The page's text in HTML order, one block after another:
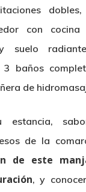
con cocina
suelo
3 baños
de
estancia,
de la
de este
, y